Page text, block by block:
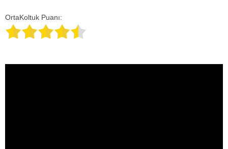
OrtaKoltuk Puanı: